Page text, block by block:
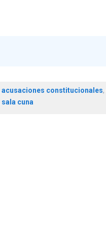
acusaciones constitucionales,
sala cuna